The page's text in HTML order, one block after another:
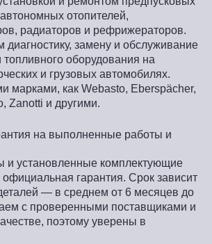
отопителей,
радиаторов и рефрижераторов.
замену и обслуживание
топливного оборудования на
и грузовых автомобилях.
марками, как Webasto, Eberspächer,
Zanotti и другими.
на выполненные работы и
и установленные комплектующие
официальная гарантия. Срок зависит
— в среднем от 6 месяцев до
с проверенными поставщиками и
поэтому уверены в